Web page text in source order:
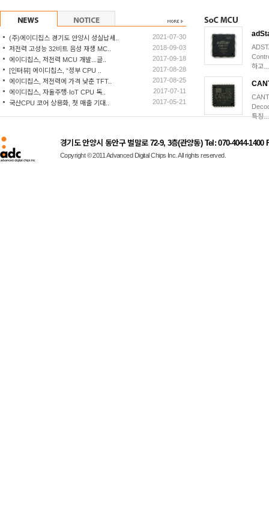
(주)에이디칩스 경기도 안양시 성실납세..
2021-07-30
저전력 고성능 32비트 음성 재생 MC..
2018-09-03
에이디칩스, 저전력 MCU 개발...글..
2017-09-18
[인터뷰] 에이디칩스, “정부 CPU ..
2017-08-28
에이디칩스, 저전력에 가격 낮춘 TFT..
2017-08-25
에이디칩스, 자율주행·IoT CPU 독..
2017-07-11
국산CPU 코어 상용화, 첫 매출 기대..
2017-05-21
하고...
특징...
경기도 안양시 동안구 벌말로 72-9, 3층(관양동) Tel: 070-4044-1400
Copyright © 2011 Advanced Digital Chips Inc. All rights reserved.